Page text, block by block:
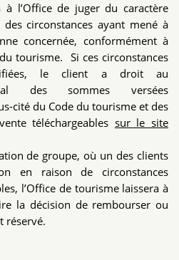
l’Office de juger du caractère
circonstances ayant mené à
concernée, conformément à
tourisme. Si ces circonstances
le client a droit au
des sommes versées
cité du Code du tourisme et des
téléchargeables sur le site
de groupe, où un des clients
en raison de circonstances
l’Office de tourisme laissera à
la décision de rembourser ou
réservé.